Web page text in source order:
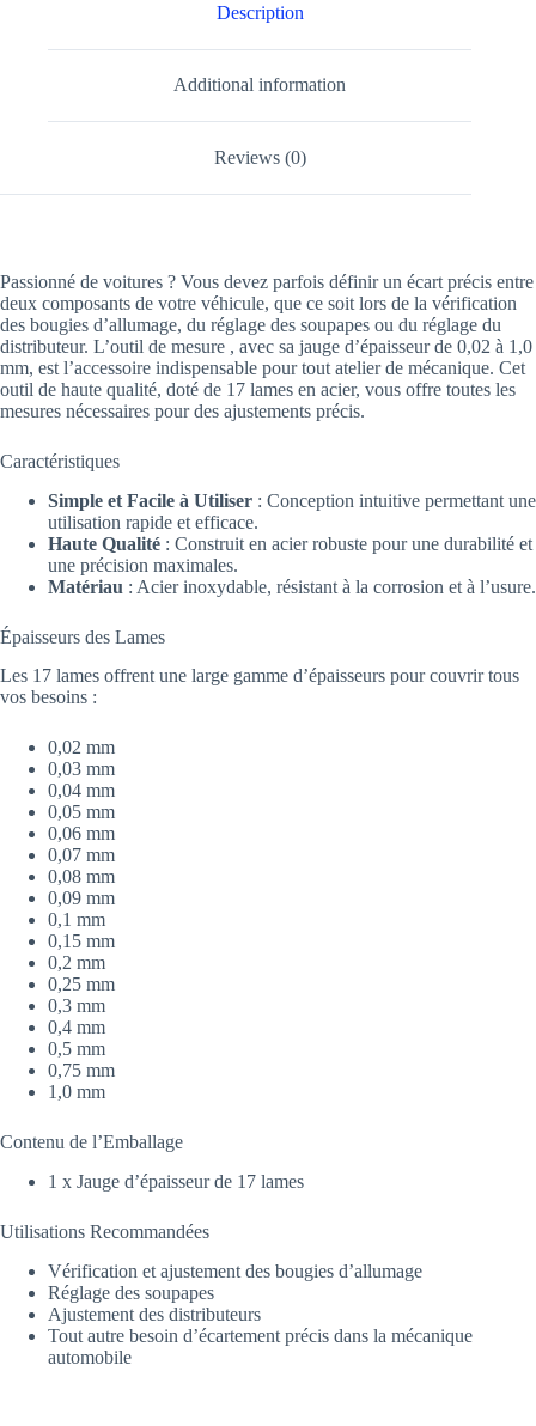
Description
Additional information
Reviews (0)
Passionné de voitures ? Vous devez parfois définir un écart précis entre
deux composants de votre véhicule, que ce soit lors de la vérification
des bougies d’allumage, du réglage des soupapes ou du réglage du
distributeur. L’outil de mesure , avec sa jauge d’épaisseur de 0,02 à 1,0
mm, est l’accessoire indispensable pour tout atelier de mécanique. Cet
outil de haute qualité, doté de 17 lames en acier, vous offre toutes les
mesures nécessaires pour des ajustements précis.
Caractéristiques
Simple et Facile à Utiliser : Conception intuitive permettant une
utilisation rapide et efficace.
Haute Qualité : Construit en acier robuste pour une durabilité et
une précision maximales.
Matériau : Acier inoxydable, résistant à la corrosion et à l’usure.
Épaisseurs des Lames
Les 17 lames offrent une large gamme d’épaisseurs pour couvrir tous
vos besoins :
0,02 mm
0,03 mm
0,04 mm
0,05 mm
0,06 mm
0,07 mm
0,08 mm
0,09 mm
0,1 mm
0,15 mm
0,2 mm
0,25 mm
0,3 mm
0,4 mm
0,5 mm
0,75 mm
1,0 mm
Contenu de l’Emballage
1 x Jauge d’épaisseur de 17 lames
Utilisations Recommandées
Vérification et ajustement des bougies d’allumage
Réglage des soupapes
Ajustement des distributeurs
Tout autre besoin d’écartement précis dans la mécanique
automobile